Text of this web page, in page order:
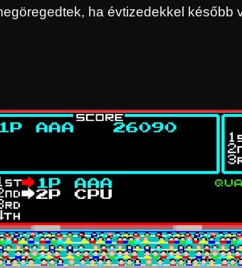
ha évtizedekkel később